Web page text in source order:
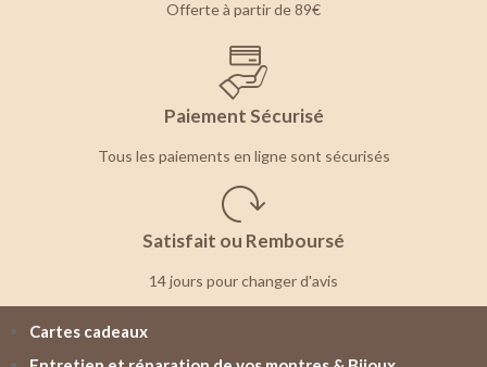
Offerte à partir de 89€
Paiement Sécurisé
Tous les paiements en ligne sont sécurisés
Satisfait ou Remboursé
14 jours pour changer d'avis
Cartes cadeaux